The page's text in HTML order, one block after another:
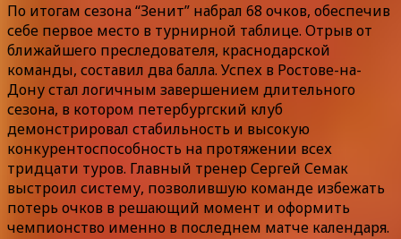
По итогам сезона “Зенит” набрал 68 очков, обеспечив
себе первое место в турнирной таблице. Отрыв от
ближайшего преследователя, краснодарской
команды, составил два балла. Успех в Ростове-на-
Дону стал логичным завершением длительного
сезона, в котором петербургский клуб
демонстрировал стабильность и высокую
конкурентоспособность на протяжении всех
тридцати туров. Главный тренер Сергей Семак
выстроил систему, позволившую команде избежать
потерь очков в решающий момент и оформить
чемпионство именно в последнем матче календаря.